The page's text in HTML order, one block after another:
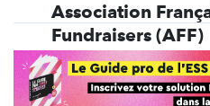
Association
Fundraisers (AFF)
Le réseau des
fonds et du mécénat
général. Premier